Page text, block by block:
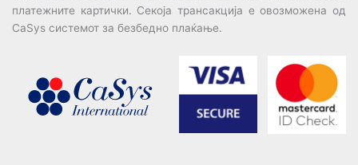
платежните картички. Секоја трансакција е овозможена од
CaSys системот за безбедно плаќање.